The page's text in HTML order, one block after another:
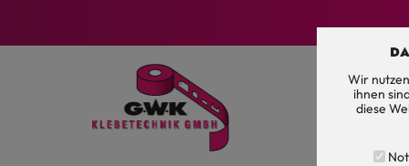
Name
Anbieter
Cookie Name
Wir
ihnen
diese